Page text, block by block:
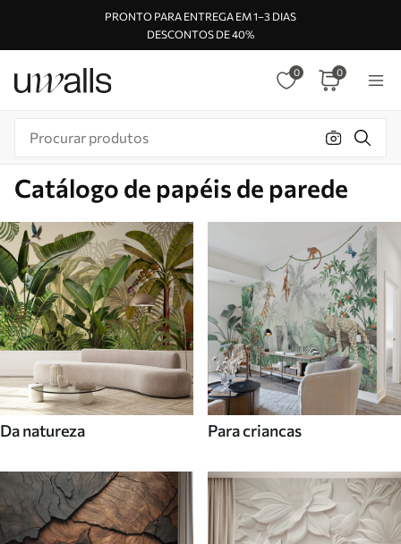
PRONTO PARA ENTREGA EM 1–3 DIAS
DESCONTOS DE 40%
0 0
Catálogo de papéis de parede
Da natureza Para criancas